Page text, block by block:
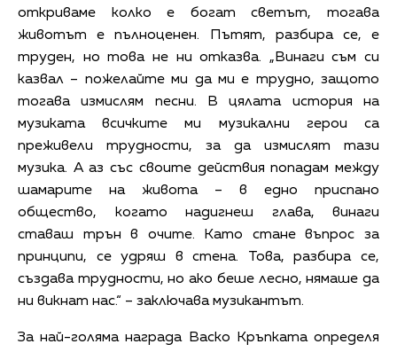
откриваме колко е богат светът, тогава
животът е пълноценен. Пътят, разбира се, е
труден, но това не ни отказва. „Винаги съм си
казвал – пожелайте ми да ми е трудно, защото
тогава измислям песни. В цялата история на
музиката всичките ми музикални герои са
преживели трудности, за да измислят тази
музика. А аз със своите действия попадам между
шамарите на живота – в едно приспано
общество, когато надигнеш глава, винаги
ставаш трън в очите. Като стане въпрос за
принципи, се удряш в стена. Това, разбира се,
създава трудности, но ако беше лесно, нямаше да
ни викнат нас.“ – заключава музикантът.
За най-голяма награда Васко Кръпката определя